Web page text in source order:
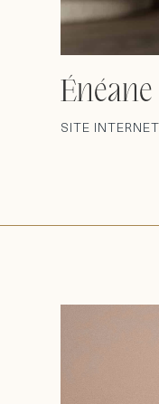
SITE INTERNET